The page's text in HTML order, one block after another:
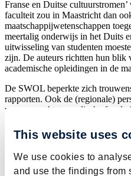
This website uses
We use cookies to
and use the findings from
Franse en Duitse
faculteit zou in Maastricht dan
maatschappijwetenschappen
meertalig onderwijs in het Duits
uitwisseling van studenten
zijn. De auteurs richtten hun blik
academische opleidingen in de
De SWOL beperkte zich
rapporten. Ook de (regionale)
voor een achtste medische
Walsum alleen maar de opdracht
of en zo ja, waar, er een achtste
ging dus helemaal niet over de
maatschappijwetenschappen,
nieuwe universiteit! Tans drong